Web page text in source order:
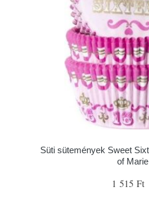
Süti sütemények Sweet
of Marie
1 515 Ft